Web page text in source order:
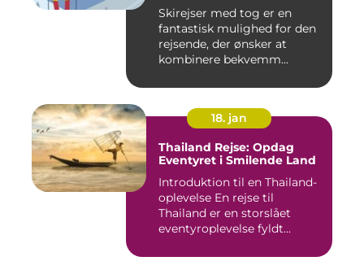
Skirejser med tog er en
fantastisk mulighed for den
rejsende, der ønsker at
kombinere bekvemm...
18. jan
Thailand Rejse: Opdag
Eventyret i Smilende Land
Introduktion til en Thailand-
oplevelse En rejse til
Thailand er en storslået
eventyroplevelse fyldt...